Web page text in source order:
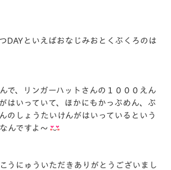
DAYといえばおなじみおとくぶくろのは
で、リンガーハットさんの１０００えん
はいっていて、ほかにもかっぷめん、ぶ
のしょうたいけんがはいっているという
んですよ～
うにゅういただきありがとうございまし